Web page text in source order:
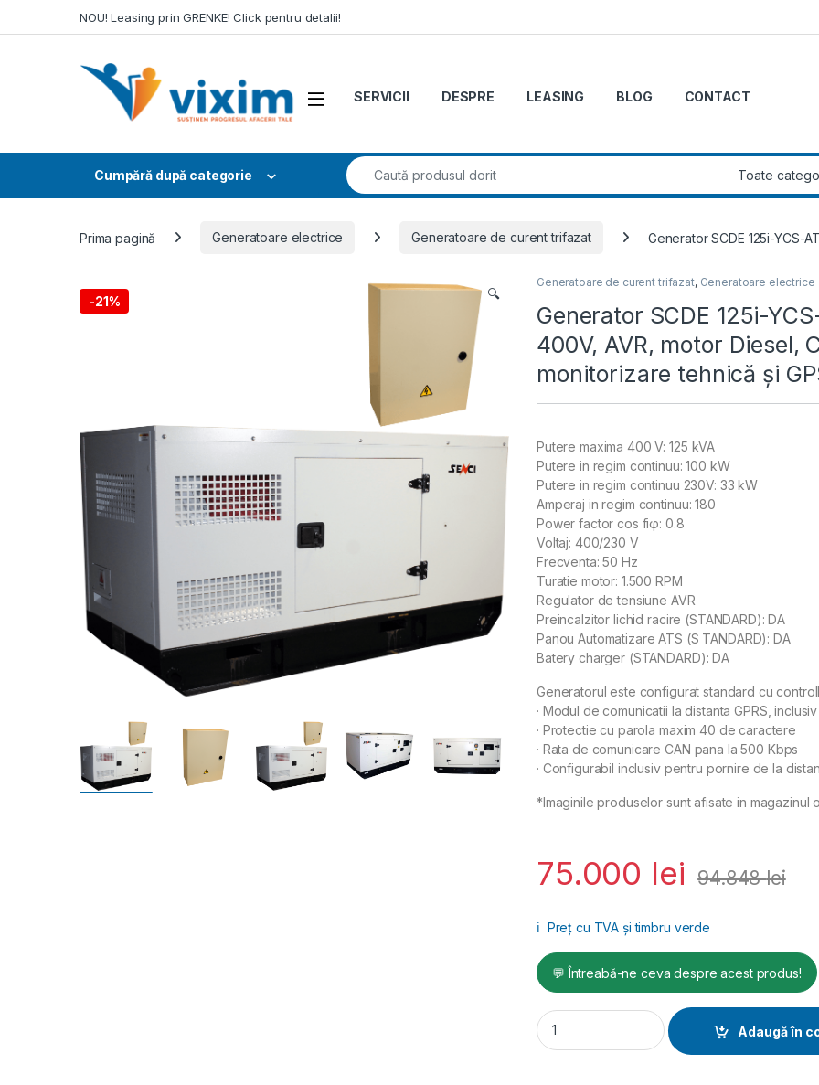
NOU! Leasing prin GRENKE! Click pentru detalii!
SERVICII DESPRE LEASING BLOG CONTACT
Cumpără după categorie
Search for:
Prima pagină Generatoare electrice Generatoare de curent trifazat Generator SCDE 125i-YCS-
-21% 🔍
Generatoare de curent trifazat, Generatoare electrice
Generator SCDE 125i-
400V, AVR, motor Diesel,
monitorizare tehnică și
Putere maxima 400 V: 125 kVA
Putere in regim continuu: 100 kW
Putere in regim continuu 230V: 33 kW
Amperaj in regim continuu: 180
Power factor cos fiφ: 0.8
Voltaj: 400/230 V
Frecventa: 50 Hz
Turatie motor: 1.500 RPM
Regulator de tensiune AVR
Preincalzitor lichid racire (STANDARD): DA
Panou Automatizare ATS (S TANDARD): DA
Batery charger (STANDARD): DA
Generatorul este configurat standard cu
· Modul de comunicatii la distanta GPRS, inclusiv
· Protectie cu parola maxim 40 de caractere
· Rata de comunicare CAN pana la 500 Kbps
· Configurabil inclusiv pentru pornire de la
*Imaginile produselor sunt afisate in magazinul
75.000 lei 94.848lei
ℹ️ Preț cu TVA și timbru verde
💬 Întreabă-ne ceva despre acest produs!
Generator SCDE 125i-YCS-ATS, Putere
Adaugă în